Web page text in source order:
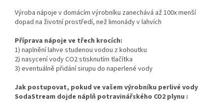
Výroba nápoje v domácím výrobníku zanechává až 100x menší
dopad na životní prostředí, než limonády v lahvích
Příprava nápoje ve třech krocích:
1) naplnění lahve studenou vodou z kohoutku
2) nasycení vody CO2 stisknutím tlačítka
3) eventuálně přidání sirupu do naperlené vody
Jak postupovat, pokud ve vašem výrobníku perlivé vody
SodaStream dojde náplň potravinářského CO2 plynu :